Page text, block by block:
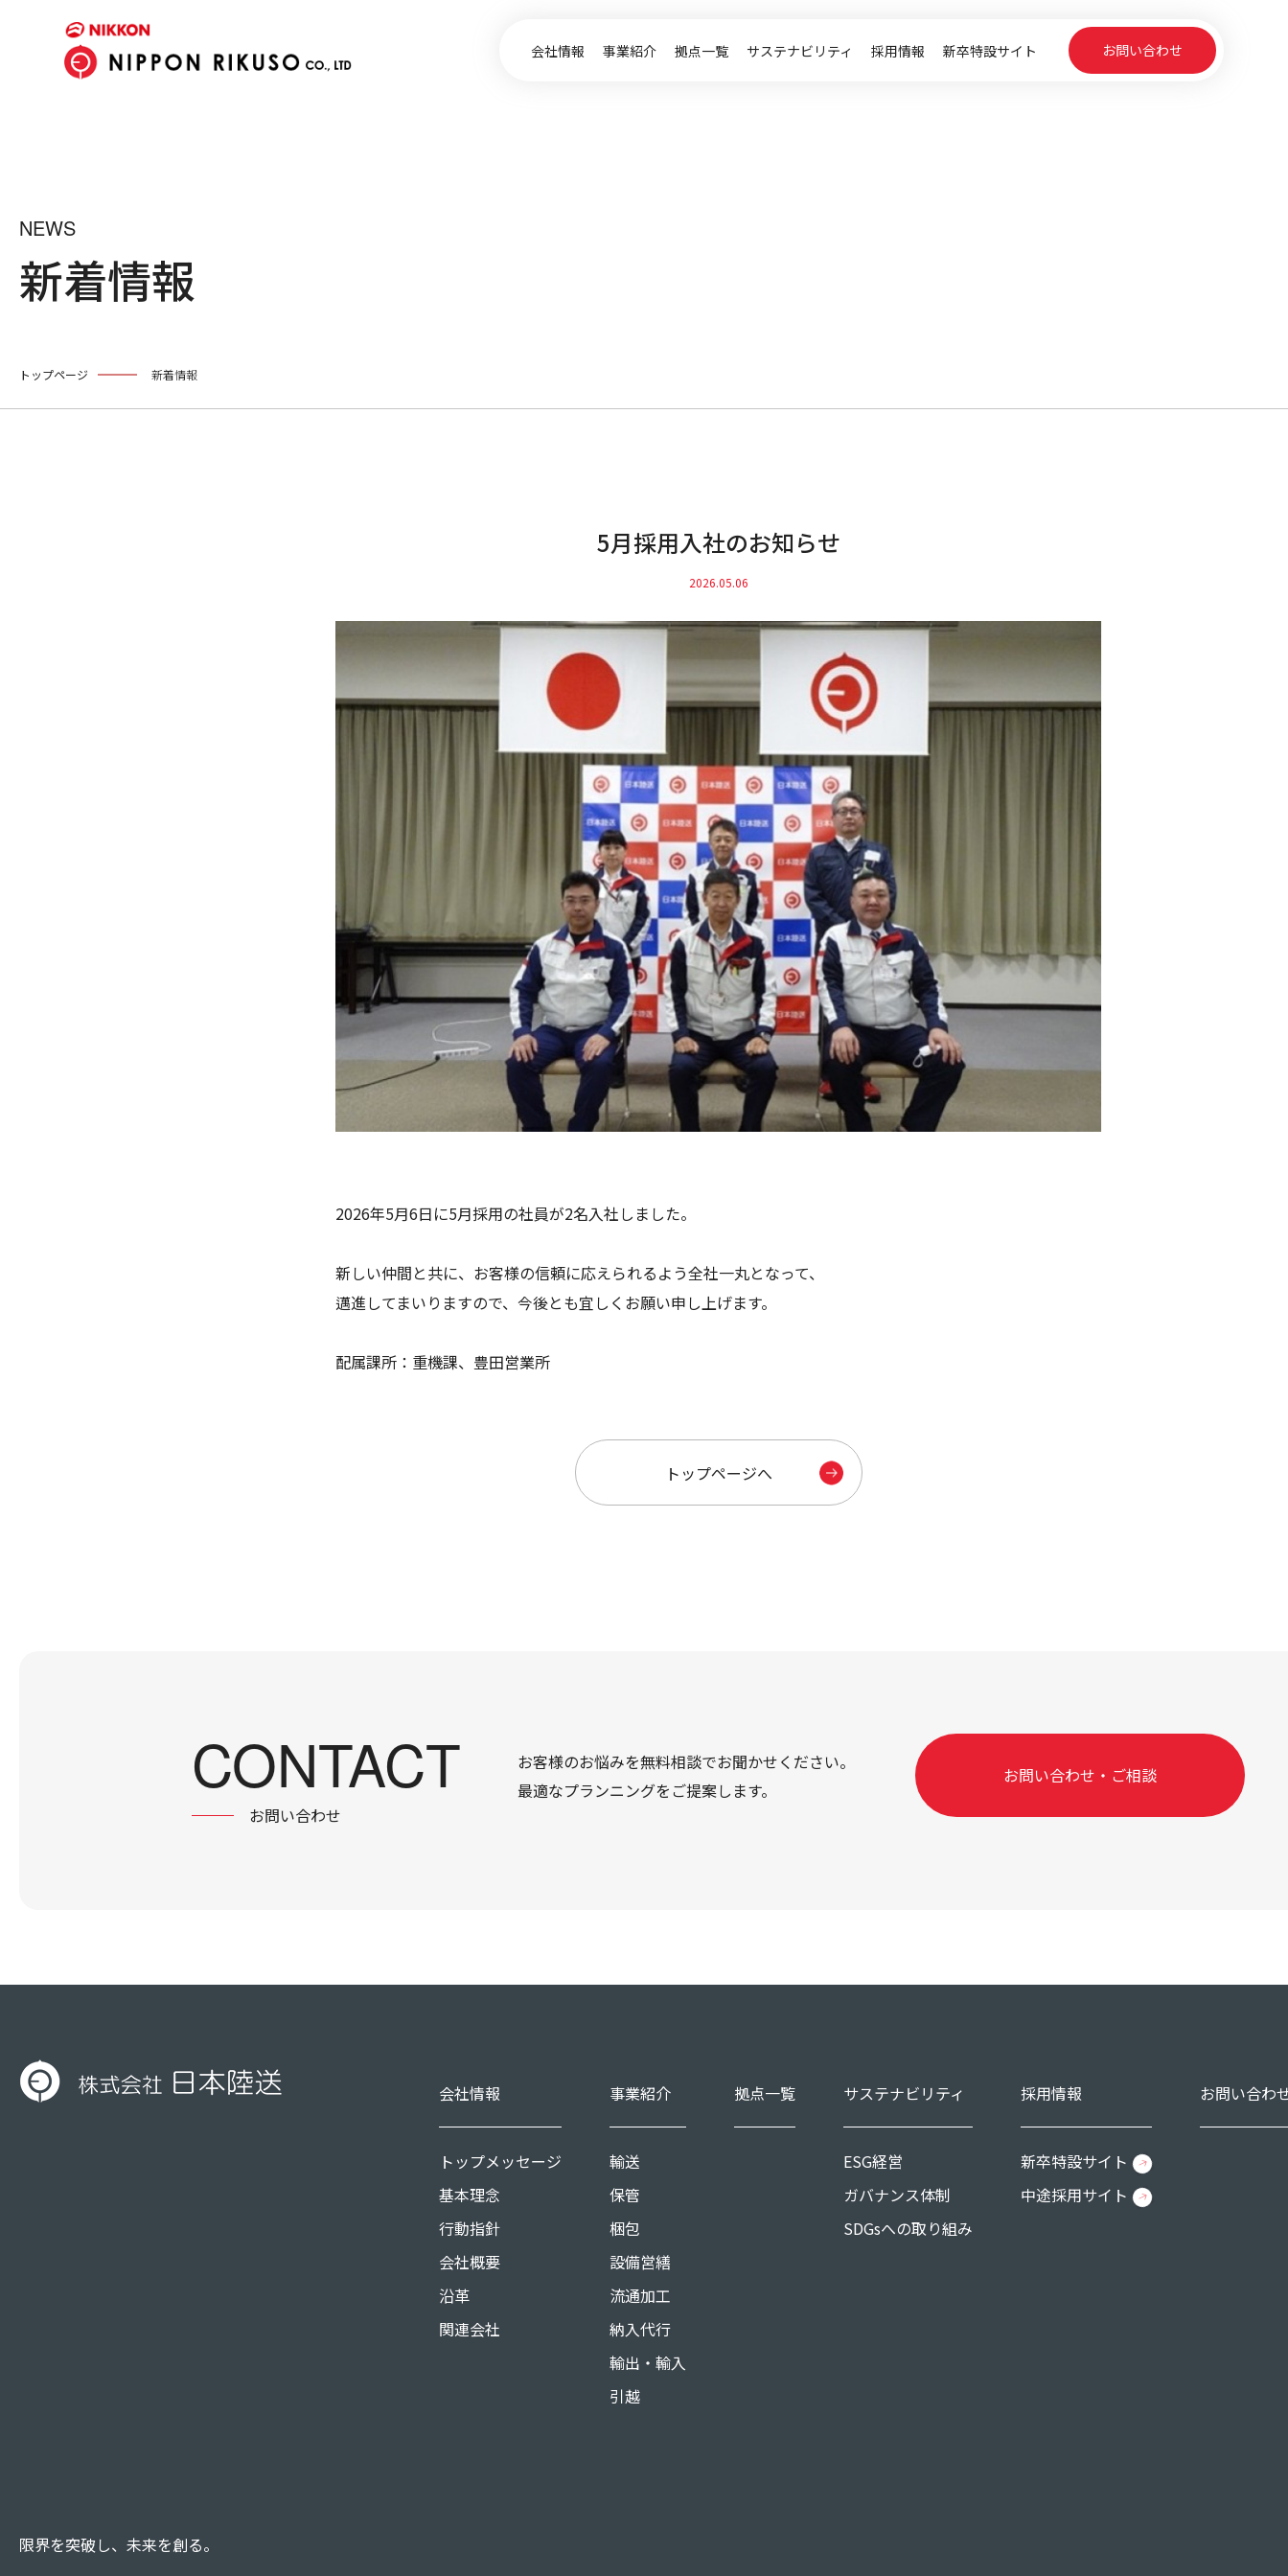
会社情報 事業紹介 拠点一覧 サステナビリティ 採用情報 新卒特設サイト お問い合わせ
NEWS
新着情報
トップページ 新着情報
5月採用入社のお知らせ
2026.05.06
2026年5月6日に5月採用の社員が2名入社しました。
新しい仲間と共に、お客様の信頼に応えられるよう全社一丸となって、
邁進してまいりますので、今後とも宜しくお願い申し上げます。
配属課所：重機課、豊田営業所
トップページへ
CONTACT
お問い合わせ
お客様のお悩みを無料相談でお聞かせください。
最適なプランニングをご提案します。
お問い合わせ・ご相談
会社情報
トップメッセージ
基本理念
行動指針
会社概要
沿革
関連会社
事業紹介
輸送
保管
梱包
設備営繕
流通加工
納入代行
輸出・輸入
引越
拠点一覧 サステナビリティ
ESG経営
ガバナンス体制
SDGsへの取り組み
採用情報
新卒特設サイト
中途採用サイト
お問い合わ
限界を突破し、未来を創る。